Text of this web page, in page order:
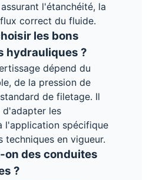
l'étanchéité, la
correct du fluide.
les bons
hydrauliques ?
dépend du
de la pression de
de filetage. Il
les
l'application spécifique
techniques en vigueur.
des conduites
?